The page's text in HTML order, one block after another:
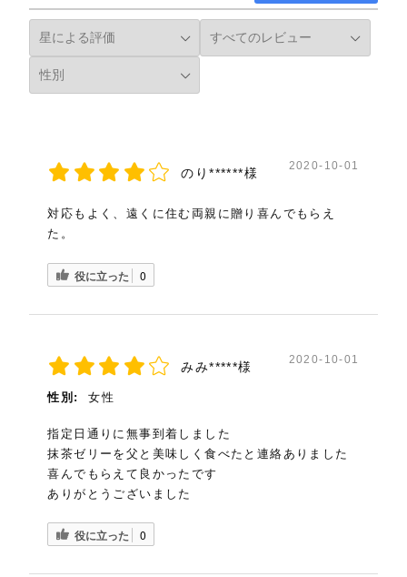
でも、日持ちのする水羊羹やゼリーの詰め合
わせでなく、いつもとは違う、こんな素敵な
和スイーツを大切な人への手土産等にしたら、
贅沢で幸せな気持ちになれること間違いなし
です♪
爽やかな一品
外箱を開けると商品の入った箱が梱包用緩衝
箱を開けるとシンプルに商品が4個入っていま
れなのかなとも思わせます。
では早速いただいてみます。フタを開けるとす
でにほろ苦い抹茶の香りがしています。そして
抹茶ゼリーのグリーンが目に入ってきます。
ゼリーのみで食べてみます。抹茶の爽やかな香
りが口いっぱいに広がります。
のり******様 2020-10-01
対応もよく、遠くに住む両親に贈り喜んでもらえ
た。
役に立った 0
みみ*****様 2020-10-01
性別: 女性
指定日通りに無事到着しました
抹茶ゼリーを父と美味しく食べたと連絡ありました
喜んでもらえて良かったです
ありがとうございました
役に立った 0